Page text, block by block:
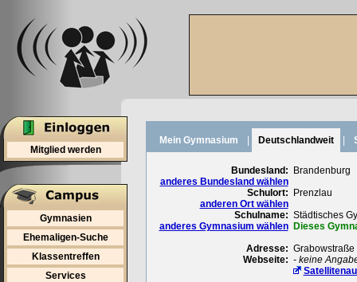
Mitglied werden
Gymnasien
Ehemaligen-Suche
Klassentreffen
Services
Mein Gymnasium Deutschlandweit
Bundesland:
anderes Bundesland wählen
Brandenburg
Schulort:
anderen Ort wählen
Prenzlau
Schulname:
anderes Gymnasium wählen
Städtisches
Dieses
Adresse:
Webseite: - keine